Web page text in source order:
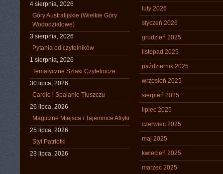
4 sierpnia, 2026
Góry Australijskie (Wielkie Góry
Wododziałowe)
3 sierpnia, 2026
Pytania od czytelników
1 sierpnia, 2026
Tematyczne Szlaki Czytelnicze
30 lipca, 2026
Cardio i Spalanie Tłuszczu
26 lipca, 2026
Magiczne Miejsca i Tajemnice Afryki
25 lipca, 2026
Styl Patriotki
23 lipca, 2026
luty 2026
styczeń 2026
grudzień 2025
listopad 2025
październik 2025
wrzesień 2025
sierpień 2025
lipiec 2025
czerwiec 2025
maj 2025
kwiecień 2025
marzec 2025